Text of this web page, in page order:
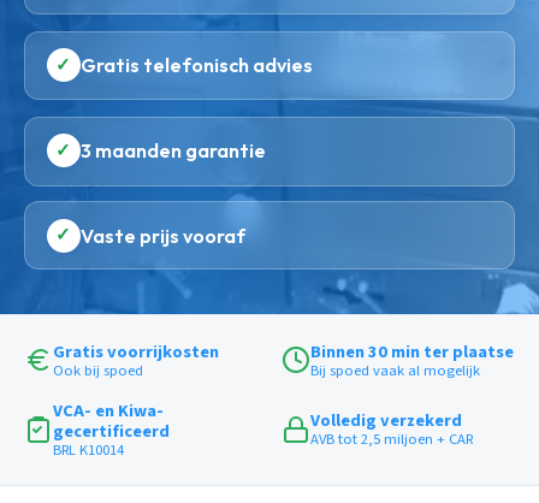
✓ Gratis telefonisch advies
✓ 3 maanden garantie
✓ Vaste prijs vooraf
Gratis voorrijkosten
Ook bij spoed
Binnen 30 min ter plaatse
Bij spoed vaak al mogelijk
VCA- en Kiwa-
gecertificeerd
BRL K10014
Volledig verzekerd
AVB tot 2,5 miljoen + CAR